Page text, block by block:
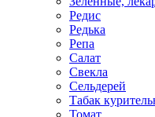
Редис
Редька
Репа
Салат
Свекла
Сельдерей
Табак
Томат